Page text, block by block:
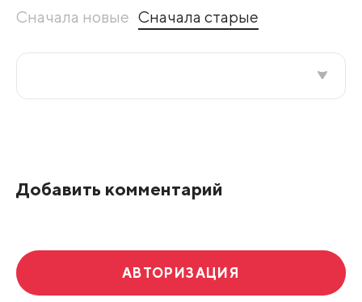
Сначала новые Сначала старые
Добавить комментарий
АВТОРИЗАЦИЯ